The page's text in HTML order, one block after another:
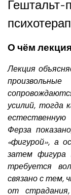
Гештальт-
О чём лекция
Лекция
усилий, тогда
естественную
Ферза
«фигурой», а
затем фигура
требуется
связано с тем,
от